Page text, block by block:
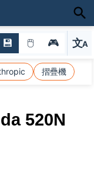
💾 🖱 🎮 文A
選
摺疊機
520N